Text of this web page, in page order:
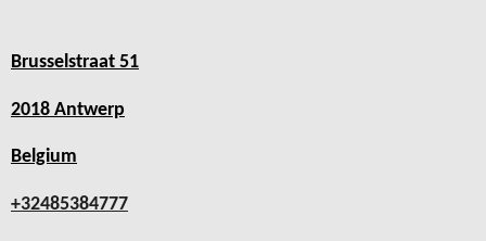
Brusselstraat 51
2018 Antwerp
Belgium
+32485384777